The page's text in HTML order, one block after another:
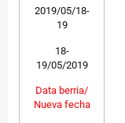
2019/05/18-
19
18-
19/05/2019
Data berria/
Nueva fecha